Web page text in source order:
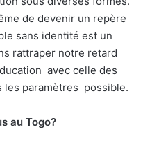
de devenir un repère
sans identité est un
rattraper notre retard
avec celle des
les paramètres possible.
au Togo?